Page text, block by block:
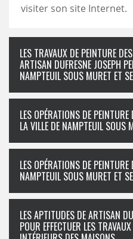
visiter son site Internet.
LES TRAVAUX DE PEINTURE
ARTISAN DUFRESNE JOSEPH
NAMPTEUIL SOUS MURET ET
LES OPÉRATIONS DE
LA VILLE DE NAMPTEUIL SOUS
LES OPÉRATIONS DE
NAMPTEUIL SOUS MURET ET
LES APTITUDES DE ARTISAN
POUR EFFECTUER LES